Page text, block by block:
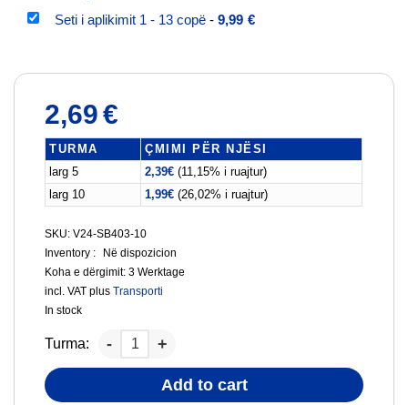
Seti i aplikimit 1 - 13 copë - 9,99 €
2,69€
TURMA
ÇMIMI PËR NJËSI
larg 5
2,39€ (11,15% i ruajtur)
larg 10
1,99€ (26,02% i ruajtur)
SKU: V24-SB403-10
Inventory :
Në dispozicion
Koha e dërgimit:3 Werktage
incl. VAT plusTransporti
In stock
Turma:
Add to cart